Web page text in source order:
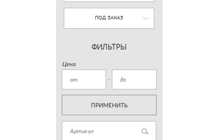
ПОД ЗАКАЗ
ФИЛЬТРЫ
Цена
ПРИМЕНИТЬ